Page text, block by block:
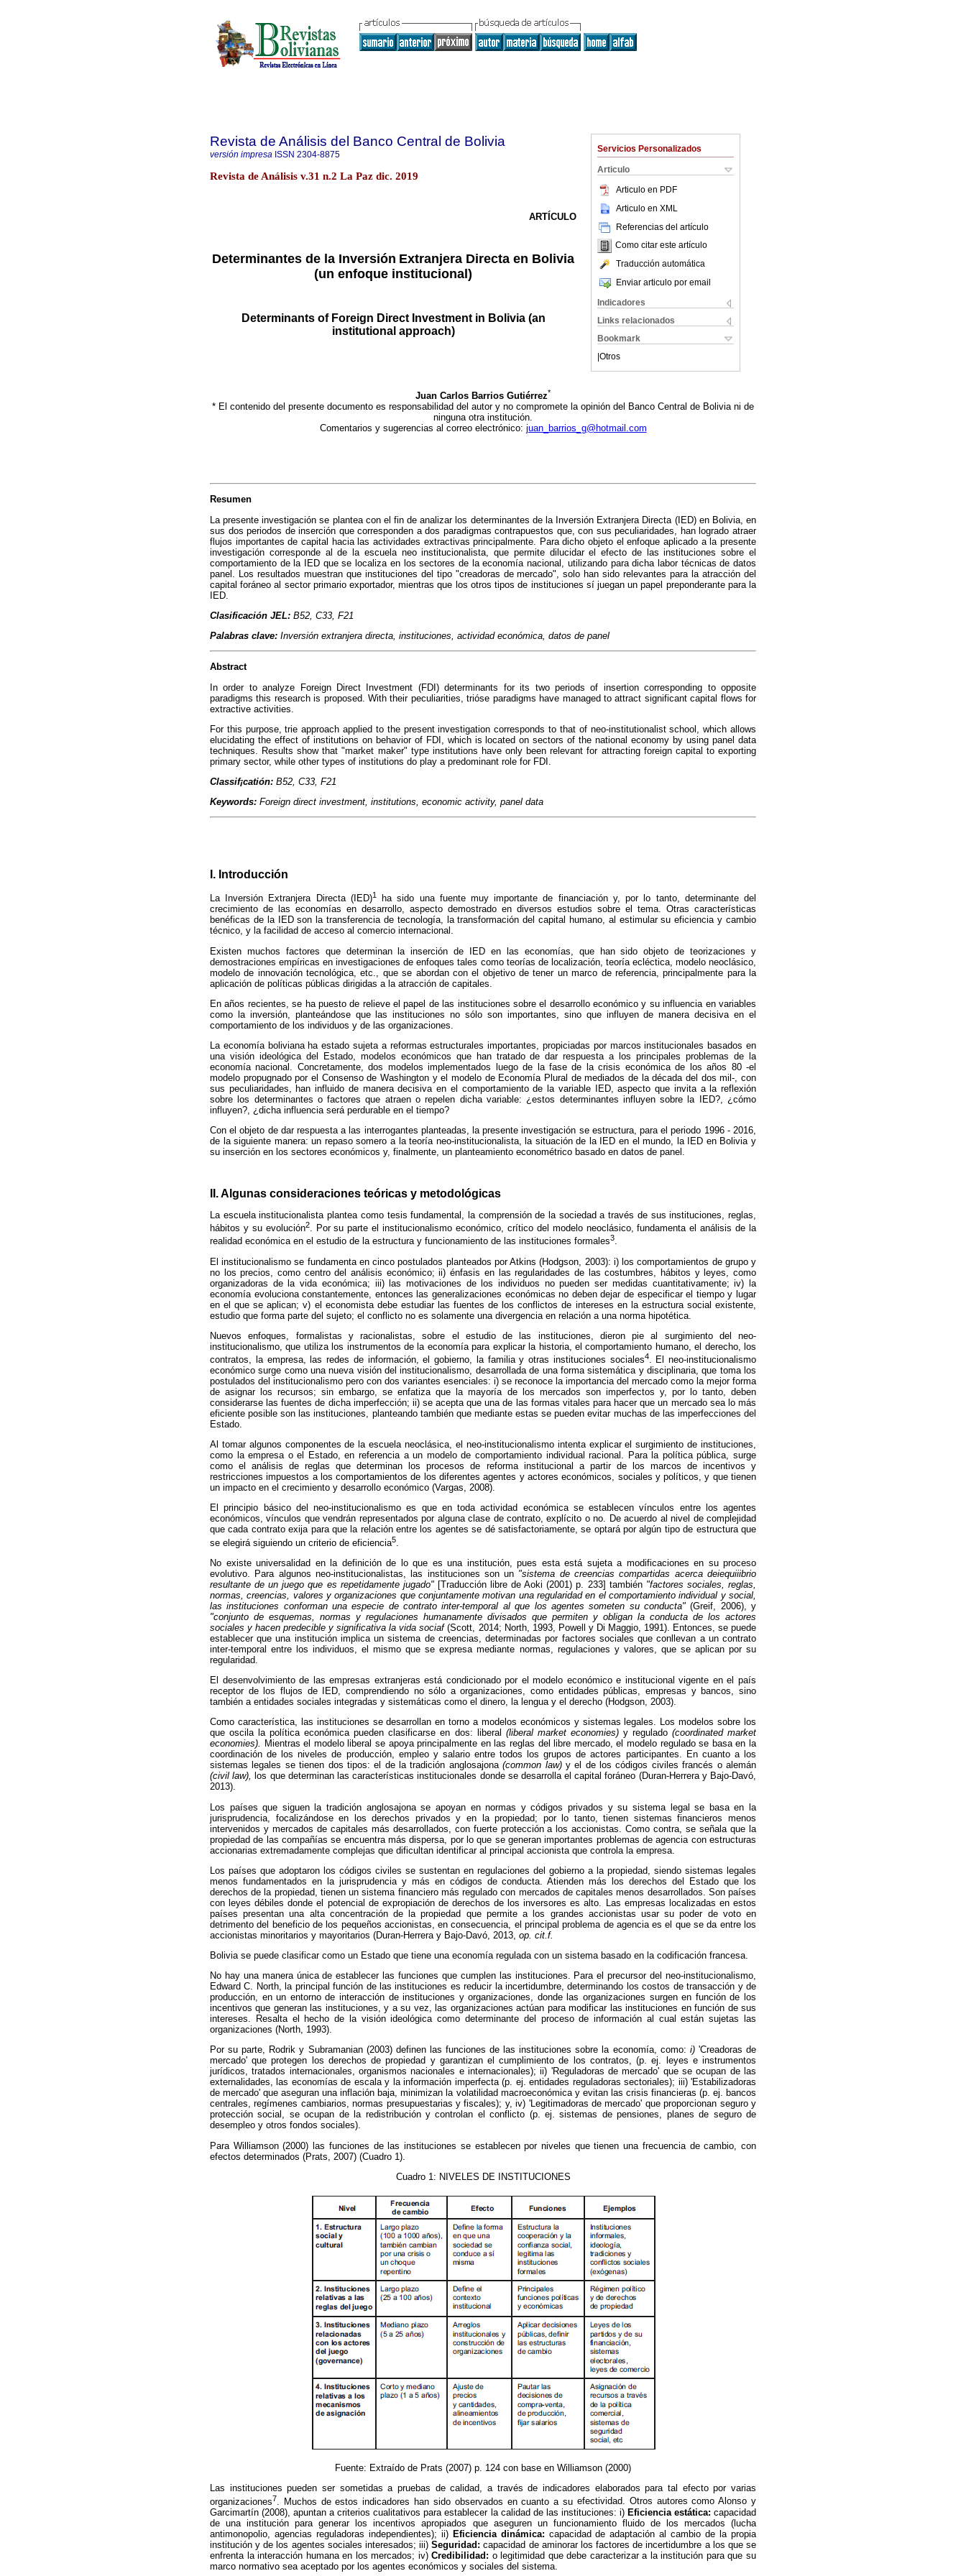
Servicios Personalizados
Articulo
Articulo en PDF
Articulo en XML
Referencias del artículo
Como citar este artículo
Traducción automática
Enviar articulo por email
Indicadores
Links relacionados
Bookmark
Otros
Revista de Análisis del Banco Central de Bolivia
versión impresa ISSN 2304-8875
Revista de Análisis v.31 n.2 La Paz dic. 2019
ARTÍCULO
Determinantes de la Inversión Extranjera Directa en Bolivia
(un enfoque institucional)
Determinants of Foreign Direct Investment in Bolivia (an
institutional approach)
Juan Carlos Barrios Gutiérrez*
* El contenido del presente documento es responsabilidad del autor y no compromete la opinión del Banco Central de Bolivia ni de
ninguna otra institución.
Comentarios y sugerencias al correo electrónico: juan_barrios_g@hotmail.com
Resumen
La presente investigación se plantea con el fin de analizar los determinantes de la Inversión Extranjera Directa (IED) en Bolivia, en
sus dos periodos de inserción que corresponden a dos paradigmas contrapuestos que, con sus peculiaridades, han logrado atraer
flujos importantes de capital hacia las actividades extractivas principalmente. Para dicho objeto el enfoque aplicado a la presente
investigación corresponde al de la escuela neo institucionalista, que permite dilucidar el efecto de las instituciones sobre el
comportamiento de la IED que se localiza en los sectores de la economía nacional, utilizando para dicha labor técnicas de datos
panel. Los resultados muestran que instituciones del tipo "creadoras de mercado", solo han sido relevantes para la atracción del
capital foráneo al sector primario exportador, mientras que los otros tipos de instituciones sí juegan un papel preponderante para la
IED.
Clasificación JEL: B52, C33, F21
Palabras clave: Inversión extranjera directa, instituciones, actividad económica, datos de panel
Abstract
In order to analyze Foreign Direct Investment (FDI) determinants for its two periods of insertion corresponding to opposite
paradigms this research is proposed. With their peculiarities, trióse paradigms have managed to attract significant capital flows for
extractive activities.
For this purpose, trie approach applied to the present investigation corresponds to that of neo-institutionalist school, which allows
elucidating the effect of institutions on behavior of FDI, which is located on sectors of the national economy by using panel data
techniques. Results show that "market maker" type institutions have only been relevant for attracting foreign capital to exporting
primary sector, while other types of institutions do play a predominant role for FDI.
Classif¡catión: B52, C33, F21
Keywords: Foreign direct investment, institutions, economic activity, panel data
I. Introducción
La Inversión Extranjera Directa (IED)1ha sido una fuente muy importante de financiación y, por lo tanto, determinante del
crecimiento de las economías en desarrollo, aspecto demostrado en diversos estudios sobre el tema. Otras características
benéficas de la IED son la transferencia de tecnología, la transformación del capital humano, al estimular su eficiencia y cambio
técnico, y la facilidad de acceso al comercio internacional.
Existen muchos factores que determinan la inserción de IED en las economías, que han sido objeto de teorizaciones y
demostraciones empíricas en investigaciones de enfoques tales como teorías de localización, teoría ecléctica, modelo neoclásico,
modelo de innovación tecnológica, etc., que se abordan con el objetivo de tener un marco de referencia, principalmente para la
aplicación de políticas públicas dirigidas a la atracción de capitales.
En años recientes, se ha puesto de relieve el papel de las instituciones sobre el desarrollo económico y su influencia en variables
como la inversión, planteándose que las instituciones no sólo son importantes, sino que influyen de manera decisiva en el
comportamiento de los individuos y de las organizaciones.
La economía boliviana ha estado sujeta a reformas estructurales importantes, propiciadas por marcos institucionales basados en
una visión ideológica del Estado, modelos económicos que han tratado de dar respuesta a los principales problemas de la
economía nacional. Concretamente, dos modelos implementados luego de la fase de la crisis económica de los años 80 -el
modelo propugnado por el Consenso de Washington y el modelo de Economía Plural de mediados de la década del dos mil-, con
sus peculiaridades, han influido de manera decisiva en el comportamiento de la variable IED, aspecto que invita a la reflexión
sobre los determinantes o factores que atraen o repelen dicha variable: ¿estos determinantes influyen sobre la IED?, ¿cómo
influyen?, ¿dicha influencia será perdurable en el tiempo?
Con el objeto de dar respuesta a las interrogantes planteadas, la presente investigación se estructura, para el periodo 1996 - 2016,
de la siguiente manera: un repaso somero a la teoría neo-institucionalista, la situación de la IED en el mundo, la IED en Bolivia y
su inserción en los sectores económicos y, finalmente, un planteamiento econométrico basado en datos de panel.
II. Algunas consideraciones teóricas y metodológicas
La escuela institucionalista plantea como tesis fundamental, la comprensión de la sociedad a través de sus instituciones, reglas,
hábitos y su evolución2. Por su parte el institucionalismo económico, crítico del modelo neoclásico, fundamenta el análisis de la
realidad económica en el estudio de la estructura y funcionamiento de las instituciones formales3.
El institucionalismo se fundamenta en cinco postulados planteados por Atkins (Hodgson, 2003): i) los comportamientos de grupo y
no los precios, como centro del análisis económico; ii) énfasis en las regularidades de las costumbres, hábitos y leyes, como
organizadoras de la vida económica; iii) las motivaciones de los individuos no pueden ser medidas cuantitativamente; iv) la
economía evoluciona constantemente, entonces las generalizaciones económicas no deben dejar de especificar el tiempo y lugar
en el que se aplican; v) el economista debe estudiar las fuentes de los conflictos de intereses en la estructura social existente,
estudio que forma parte del sujeto; el conflicto no es solamente una divergencia en relación a una norma hipotética.
Nuevos enfoques, formalistas y racionalistas, sobre el estudio de las instituciones, dieron pie al surgimiento del neo-
institucionalismo, que utiliza los instrumentos de la economía para explicar la historia, el comportamiento humano, el derecho, los
contratos, la empresa, las redes de información, el gobierno, la familia y otras instituciones sociales4. El neo-institucionalismo
económico surge como una nueva visión del institucionalismo, desarrollada de una forma sistemática y disciplinaria, que toma los
postulados del institucionalismo pero con dos variantes esenciales: i) se reconoce la importancia del mercado como la mejor forma
de asignar los recursos; sin embargo, se enfatiza que la mayoría de los mercados son imperfectos y, por lo tanto, deben
considerarse las fuentes de dicha imperfección; ii) se acepta que una de las formas vitales para hacer que un mercado sea lo más
eficiente posible son las instituciones, planteando también que mediante estas se pueden evitar muchas de las imperfecciones del
Estado.
Al tomar algunos componentes de la escuela neoclásica, el neo-institucionalismo intenta explicar el surgimiento de instituciones,
como la empresa o el Estado, en referencia a un modelo de comportamiento individual racional. Para la política pública, surge
como el análisis de reglas que determinan los procesos de reforma institucional a partir de los marcos de incentivos y
restricciones impuestos a los comportamientos de los diferentes agentes y actores económicos, sociales y políticos, y que tienen
un impacto en el crecimiento y desarrollo económico (Vargas, 2008).
El principio básico del neo-institucionalismo es que en toda actividad económica se establecen vínculos entre los agentes
económicos, vínculos que vendrán representados por alguna clase de contrato, explícito o no. De acuerdo al nivel de complejidad
que cada contrato exija para que la relación entre los agentes se dé satisfactoriamente, se optará por algún tipo de estructura que
se elegirá siguiendo un criterio de eficiencia5
No existe universalidad en la definición de lo que es una institución, pues esta está sujeta a modificaciones en su proceso
evolutivo. Para algunos neo-institucionalistas, las instituciones son un "sistema de creencias compartidas acerca deiequiiibrio
resultante de un juego que es repetidamente jugado" [Traducción libre de Aoki (2001) p. 233] también "factores sociales, reglas,
normas, creencias, valores y organizaciones que conjuntamente motivan una regularidad en el comportamiento individual y social,
las instituciones conforman una especie de contrato inter-temporal al que los agentes someten su conducta"(Greif, 2006), y
"conjunto de esquemas, normas y regulaciones humanamente divisados que permiten y obligan la conducta de los actores
sociales y hacen predecible y significativa la vida sociaf(Scott, 2014; North, 1993, Powell y Di Maggio, 1991). Entonces, se puede
establecer que una institución implica un sistema de creencias, determinadas por factores sociales que conllevan a un contrato
inter-temporal entre los individuos, el mismo que se expresa mediante normas, regulaciones y valores, que se aplican por su
regularidad.
El desenvolvimiento de las empresas extranjeras está condicionado por el modelo económico e institucional vigente en el país
receptor de los flujos de IED, comprendiendo no sólo a organizaciones, como entidades públicas, empresas y bancos, sino
también a entidades sociales integradas y sistemáticas como el dinero, la lengua y el derecho (Hodgson, 2003).
Como característica, las instituciones se desarrollan en torno a modelos económicos y sistemas legales. Los modelos sobre los
que oscila la política económica pueden clasificarse en dos: liberal (liberal market economies) y regulado (coordinated market
economies). Mientras el modelo liberal se apoya principalmente en las reglas del libre mercado, el modelo regulado se basa en la
coordinación de los niveles de producción, empleo y salario entre todos los grupos de actores participantes. En cuanto a los
sistemas legales se tienen dos tipos: el de la tradición anglosajona(common law) y el de los códigos civiles francés o alemán
(civil law), los que determinan las características institucionales donde se desarrolla el capital foráneo (Duran-Herrera y Bajo-Davó,
2013).
Los países que siguen la tradición anglosajona se apoyan en normas y códigos privados y su sistema legal se basa en la
jurisprudencia, focalizándose en los derechos privados y en la propiedad; por lo tanto, tienen sistemas financieros menos
intervenidos y mercados de capitales más desarrollados, con fuerte protección a los accionistas. Como contra, se señala que la
propiedad de las compañías se encuentra más dispersa, por lo que se generan importantes problemas de agencia con estructuras
accionarias extremadamente complejas que dificultan identificar al principal accionista que controla la empresa.
Los países que adoptaron los códigos civiles se sustentan en regulaciones del gobierno a la propiedad, siendo sistemas legales
menos fundamentados en la jurisprudencia y más en códigos de conducta. Atienden más los derechos del Estado que los
derechos de la propiedad, tienen un sistema financiero más regulado con mercados de capitales menos desarrollados. Son países
con leyes débiles donde el potencial de expropiación de derechos de los inversores es alto. Las empresas localizadas en estos
países presentan una alta concentración de la propiedad que permite a los grandes accionistas usar su poder de voto en
detrimento del beneficio de los pequeños accionistas, en consecuencia, el principal problema de agencia es el que se da entre los
accionistas minoritarios y mayoritarios (Duran-Herrera y Bajo-Davó, 2013, op. cit.f.
Bolivia se puede clasificar como un Estado que tiene una economía regulada con un sistema basado en la codificación francesa.
No hay una manera única de establecer las funciones que cumplen las instituciones. Para el precursor del neo-institucionalismo,
Edward C. North, la principal función de las instituciones es reducir la incertidumbre, determinando los costos de transacción y de
producción, en un entorno de interacción de instituciones y organizaciones, donde las organizaciones surgen en función de los
incentivos que generan las instituciones, y a su vez, las organizaciones actúan para modificar las instituciones en función de sus
intereses. Resalta el hecho de la visión ideológica como determinante del proceso de información al cual están sujetas las
organizaciones (North, 1993).
Por su parte, Rodrik y Subramanian (2003) definen las funciones de las instituciones sobre la economía, como: i) 'Creadoras de
mercado' que protegen los derechos de propiedad y garantizan el cumplimiento de los contratos, (p. ej. leyes e instrumentos
jurídicos, tratados internacionales, organismos nacionales e internacionales); ii) 'Reguladoras de mercado' que se ocupan de las
externalidades, las economías de escala y la información imperfecta (p. ej. entidades reguladoras sectoriales); iii) 'Estabilizadoras
de mercado' que aseguran una inflación baja, minimizan la volatilidad macroeconómica y evitan las crisis financieras (p. ej. bancos
centrales, regímenes cambiarios, normas presupuestarias y fiscales); y, iv) 'Legitimadoras de mercado' que proporcionan seguro y
protección social, se ocupan de la redistribución y controlan el conflicto (p. ej. sistemas de pensiones, planes de seguro de
desempleo y otros fondos sociales).
Para Williamson (2000) las funciones de las instituciones se establecen por niveles que tienen una frecuencia de cambio, con
efectos determinados (Prats, 2007) (Cuadro 1).
Cuadro 1: NIVELES DE INSTITUCIONES
Fuente: Extraído de Prats (2007) p. 124 con base en Williamson (2000)
Las instituciones pueden ser sometidas a pruebas de calidad, a través de indicadores elaborados para tal efecto por varias
organizaciones7 . Muchos de estos indicadores han sido observados en cuanto a su efectividad. Otros autores como Alonso y
Garcimartín (2008), apuntan a criterios cualitativos para establecer la calidad de las instituciones: i) Eficiencia estática: capacidad
de una institución para generar los incentivos apropiados que aseguren un funcionamiento fluido de los mercados (lucha
antimonopolio, agencias reguladoras independientes); ii) Eficiencia dinámica: capacidad de adaptación al cambio de la propia
institución y de los agentes sociales interesados; iii)Seguridad:capacidad de aminorar los factores de incertidumbre a los que se
enfrenta la interacción humana en los mercados; iv)Credibilidad: o legitimidad que debe caracterizar a la institución para que su
marco normativo sea aceptado por los agentes económicos y sociales del sistema.